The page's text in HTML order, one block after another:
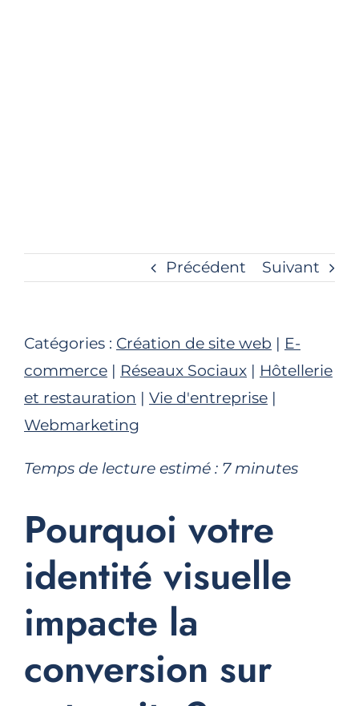
Précédent Suivant
Catégories : Création de site web | E-
commerce| Réseaux Sociaux| Hôtellerie
et restauration | Vie d'entreprise|
Webmarketing
Temps de lecture estimé : 7 minutes
Pourquoi votre
identité visuelle
impacte la
conversion sur